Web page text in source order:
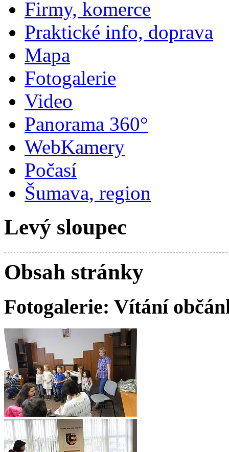
Firmy, komerce
Praktické info, doprava
Mapa
Fotogalerie
Video
Panorama 360°
WebKamery
Počasí
Šumava, region
Levý sloupec
Obsah stránky
Fotogalerie: Vítání